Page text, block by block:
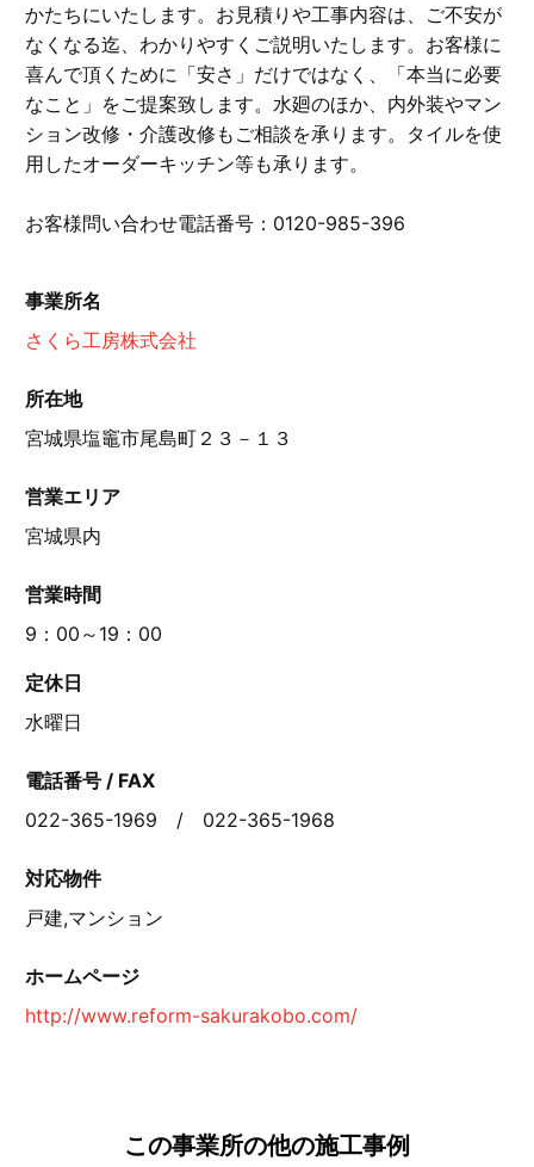
かたちにいたします。お見積りや工事内容は、ご不安が
なくなる迄、わかりやすくご説明いたします。お客様に
喜んで頂くために「安さ」だけではなく、「本当に必要
なこと」をご提案致します。水廻のほか、内外装やマン
ション改修・介護改修もご相談を承ります。タイルを使
用したオーダーキッチン等も承ります。
お客様問い合わせ電話番号：0120-985-396
事業所名
さくら工房株式会社
所在地
宮城県塩竈市尾島町２３－１３
営業エリア
宮城県内
営業時間
9：00～19：00
定休日
水曜日
電話番号 / FAX
022-365-1969 / 022-365-1968
対応物件
戸建,マンション
ホームページ
http://www.reform-sakurakobo.com/
この事業所の他の施工事例